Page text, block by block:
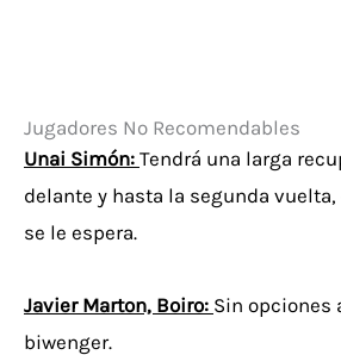
Jugadores No Recomendables
Unai Simón: Tendrá una larga
delante y hasta la segunda
se le espera.
Javier Marton, Boiro: Sin opciones
biwenger.